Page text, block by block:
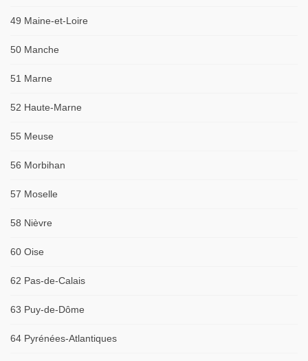
49 Maine-et-Loire
50 Manche
51 Marne
52 Haute-Marne
55 Meuse
56 Morbihan
57 Moselle
58 Nièvre
60 Oise
62 Pas-de-Calais
63 Puy-de-Dôme
64 Pyrénées-Atlantiques